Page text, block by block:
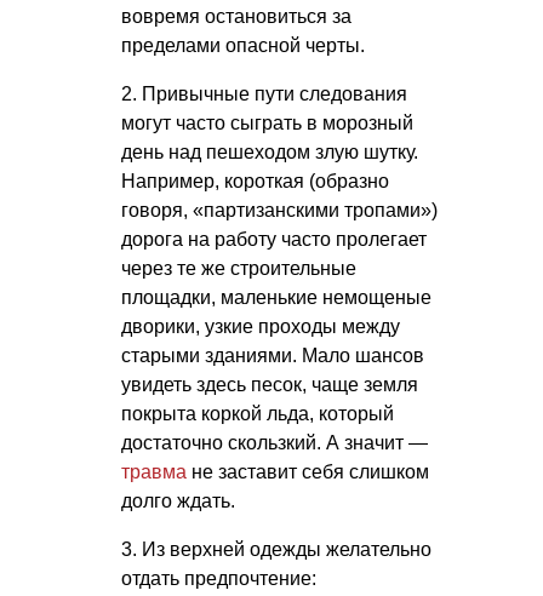
вовремя остановиться за
пределами опасной черты.
2. Привычные пути следования
могут часто сыграть в морозный
день над пешеходом злую шутку.
Например, короткая (образно
говоря, «партизанскими тропами»)
дорога на работу часто пролегает
через те же строительные
площадки, маленькие немощеные
дворики, узкие проходы между
старыми зданиями. Мало шансов
увидеть здесь песок, чаще земля
покрыта коркой льда, который
достаточно скользкий. А значит —
травма не заставит себя слишком
долго ждать.
3. Из верхней одежды желательно
отдать предпочтение: